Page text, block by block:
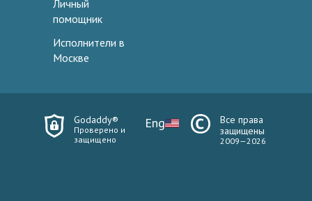
Личный
помощник
Исполнители в
Москве
Godaddy®
Проверено и
защищено
Eng
Все права
защищены
2009—2026